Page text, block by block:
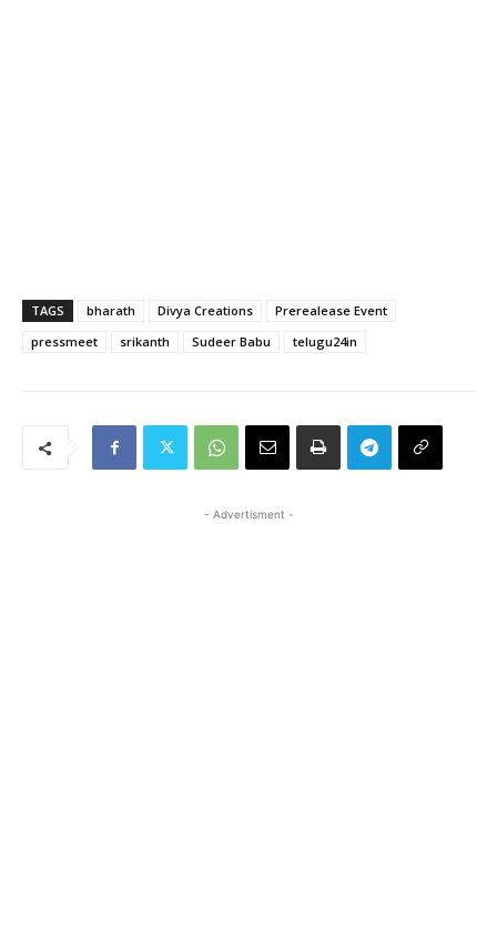
TAGS bharath Divya Creations
Prerealease Event
pressmeet
srikanth Sudeer Babu telugu24in
- Advertisment -